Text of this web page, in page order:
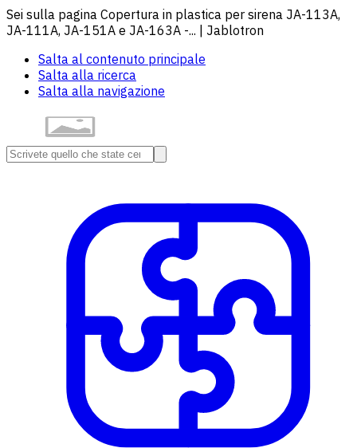
Sei sulla pagina Copertura in plastica per sirena JA-113A,
JA-111A, JA-151A e JA-163A -... | Jablotron
Salta al contenuto principale
Salta alla ricerca
Salta alla navigazione